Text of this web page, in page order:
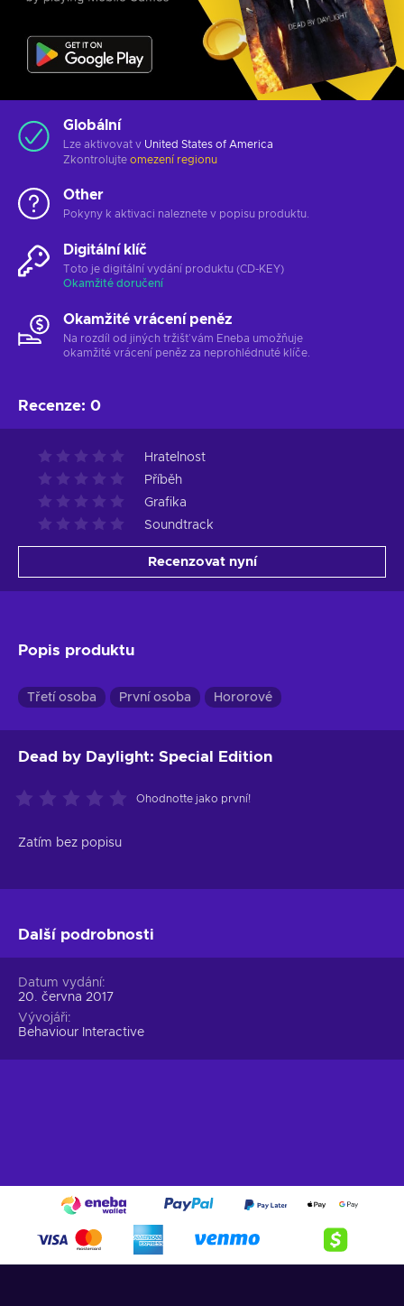
Globální
Lze aktivovat v United States of America
Zkontrolujte omezení regionu
Other
Pokyny k aktivaci naleznete v popisu produktu.
Digitální klíč
Toto je digitální vydání produktu (CD-KEY)
Okamžité doručení
Okamžité vrácení peněz
Na rozdíl od jiných tržišť vám Eneba umožňuje
okamžité vrácení peněz za neprohlédnuté klíče.
Recenze: 0
Hratelnost
Příběh
Grafika
Soundtrack
Recenzovat nyní
Popis produktu
Třetí osoba První osoba Hororové
Dead by Daylight: Special Edition
Ohodnoťte jako první!
Zatím bez popisu
Další podrobnosti
Datum vydání
20. června 2017
Vývojáři
Behaviour Interactive